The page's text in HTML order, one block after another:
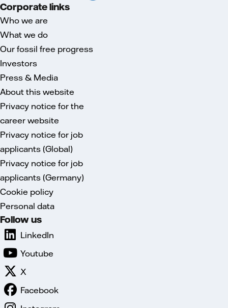
Corporate links
Who we are
What we do
Our fossil free progress
Investors
Press & Media
About this website
Privacy notice for the
career website
Privacy notice for job
applicants (Global)
Privacy notice for job
applicants (Germany)
Cookie policy
Personal data
Follow us
LinkedIn
Youtube
X
Facebook